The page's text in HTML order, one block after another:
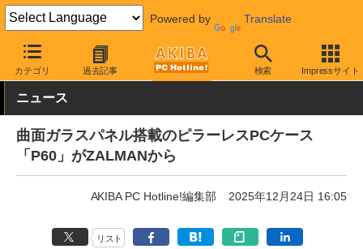
Powered by Translate
カテゴリ 過去記事 検索 Impressサイト
AKIBA PC Hotline! PCパーツ PCケース タワー型
ニュース
曲面ガラスパネル搭載のピラーレスPCケース
「P60」がZALMANから
AKIBA PC Hotline!編集部 2025年12月24日 16:05
リスト